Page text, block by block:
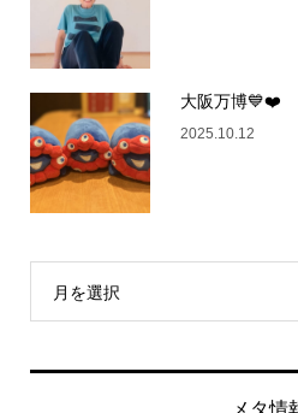
大阪万博💙❤️
2025.10.12
月を選択